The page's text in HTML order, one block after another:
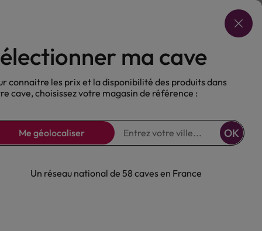
Choisir ma cave
Nos Bières Sans alcool
ma cave
connaitre les prix et la disponibilité des produits dans
cave, choisissez votre magasin de référence :
Me géolocaliser OK
Un réseau national de 58 caves en France